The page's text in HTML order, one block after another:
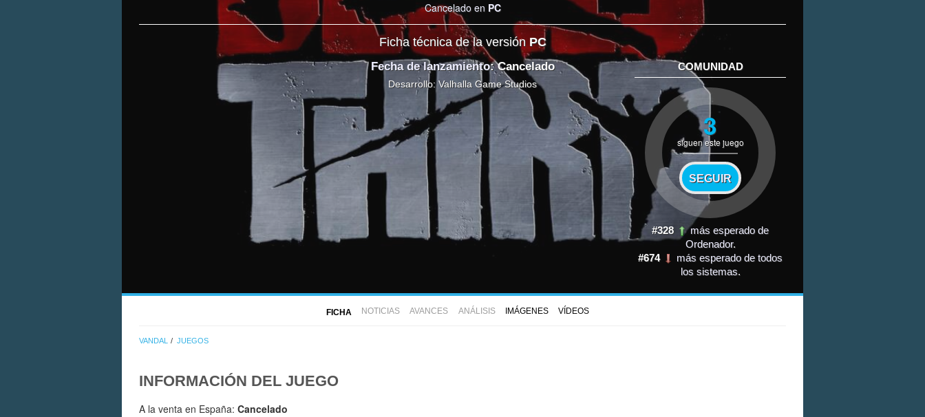
Cancelado en PC
Ficha técnica de la versión PC
Fecha de lanzamiento: Cancelado
Desarrollo: Valhalla Game Studios
COMUNIDAD
3
siguen este juego
SEGUIR
#328
más esperado de
Ordenador.
#674
más esperado de todos
los sistemas.
FICHA NOTICIAS AVANCES ANÁLISIS IMÁGENES VÍDEOS
VANDAL JUEGOS
INFORMACIÓN DEL JUEGO
A la venta en España: Cancelado